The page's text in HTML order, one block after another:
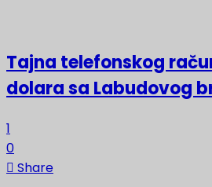
Tajna telefonskog
dolara sa Labudovog
1
0
Share